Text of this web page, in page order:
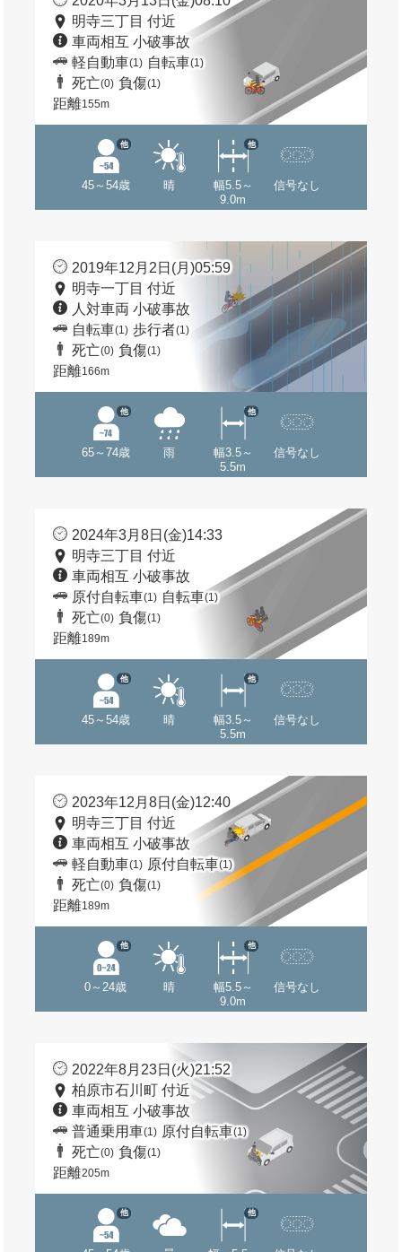
明寺三丁目 付近
車両相互 小破事故
軽自動車(1) 自転車(1)
死亡(0) 負傷(1)
距離155m
45～54歳
他
晴
幅5.5～
9.0m
他
信号なし
2019年12月2日(月)05:59
明寺一丁目 付近
人対車両 小破事故
自転車(1) 歩行者(1)
死亡(0) 負傷(1)
距離166m
65～74歳
他
雨
幅3.5～
5.5m
他
信号なし
2024年3月8日(金)14:33
明寺三丁目 付近
車両相互 小破事故
原付自転車(1) 自転車(1)
死亡(0) 負傷(1)
距離189m
45～54歳
他
晴
幅3.5～
5.5m
他
信号なし
2023年12月8日(金)12:40
明寺三丁目 付近
車両相互 小破事故
軽自動車(1) 原付自転車(1)
死亡(0) 負傷(1)
距離189m
0～24歳
他
晴
幅5.5～
9.0m
他
信号なし
2022年8月23日(火)21:52
柏原市石川町 付近
車両相互 小破事故
普通乗用車(1) 原付自転車(1)
死亡(0) 負傷(1)
距離205m
他 他